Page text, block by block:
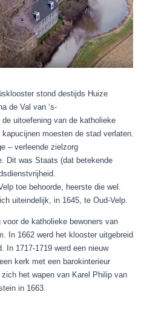
stond destijds Huize
de Val van ‘s-
uitoefening van de katholieke
moesten de stad verlaten.
– verleende zielzorg
Dit was Staats (dat betekende
toe behoorde, heerste die wel.
uiteindelijk, in 1645, te Oud-Velp.
de katholieke bewoners van
In 1662 werd het klooster uitgebreid
In 1717-1719 werd een nieuw
kerk met een barokinterieur
het wapen van Karel Philip van
in 1663.